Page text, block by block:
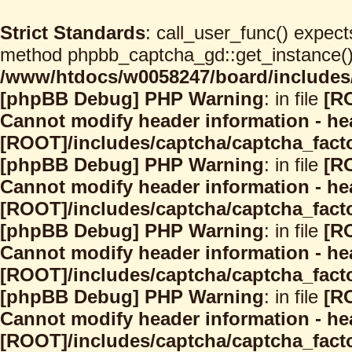
Strict Standards: call_user_func()
method
/www/htdocs/w0058247/board/
[phpBB Debug] PHP Warning: in file
Cannot modify header information -
[ROOT]/includes/captcha/
[phpBB Debug] PHP Warning: in file
Cannot modify header information -
[ROOT]/includes/captcha/
[phpBB Debug] PHP Warning: in file
Cannot modify header information -
[ROOT]/includes/captcha/
[phpBB Debug] PHP Warning: in file
Cannot modify header information -
[ROOT]/includes/captcha/